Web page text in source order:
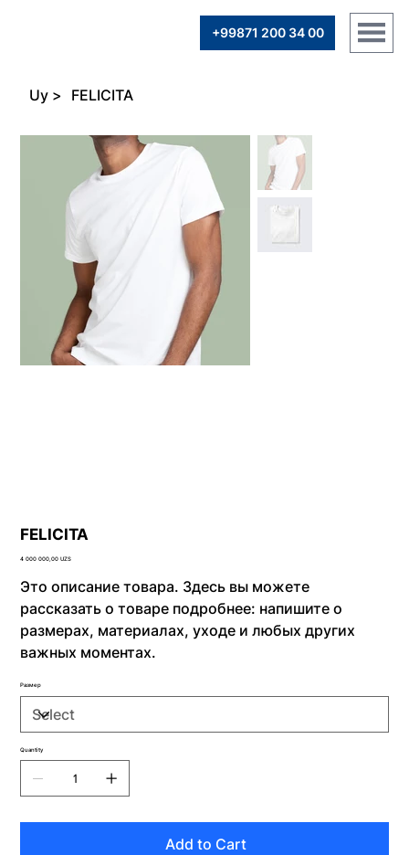
+99871 200 34 00
Uy > FELICITA
FELICITA
Price
4 000 000,00 UZS
Это описание товара. Здесь вы можете
рассказать о товаре подробнее: напишите о
размерах, материалах, уходе и любых других
важных моментах.
Размер
Quantity
Add to Cart